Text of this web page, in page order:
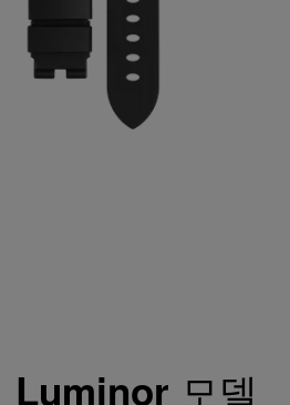
Luminor 모델